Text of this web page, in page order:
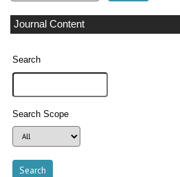
Journal Content
Search
Search Scope